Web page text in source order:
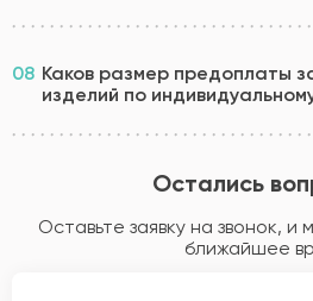
08 Каков размер предоплаты
изделий по
Остались
Оставьте заявку на звонок, и
ближайшее